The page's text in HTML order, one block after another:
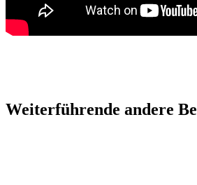
Weiterführende andere